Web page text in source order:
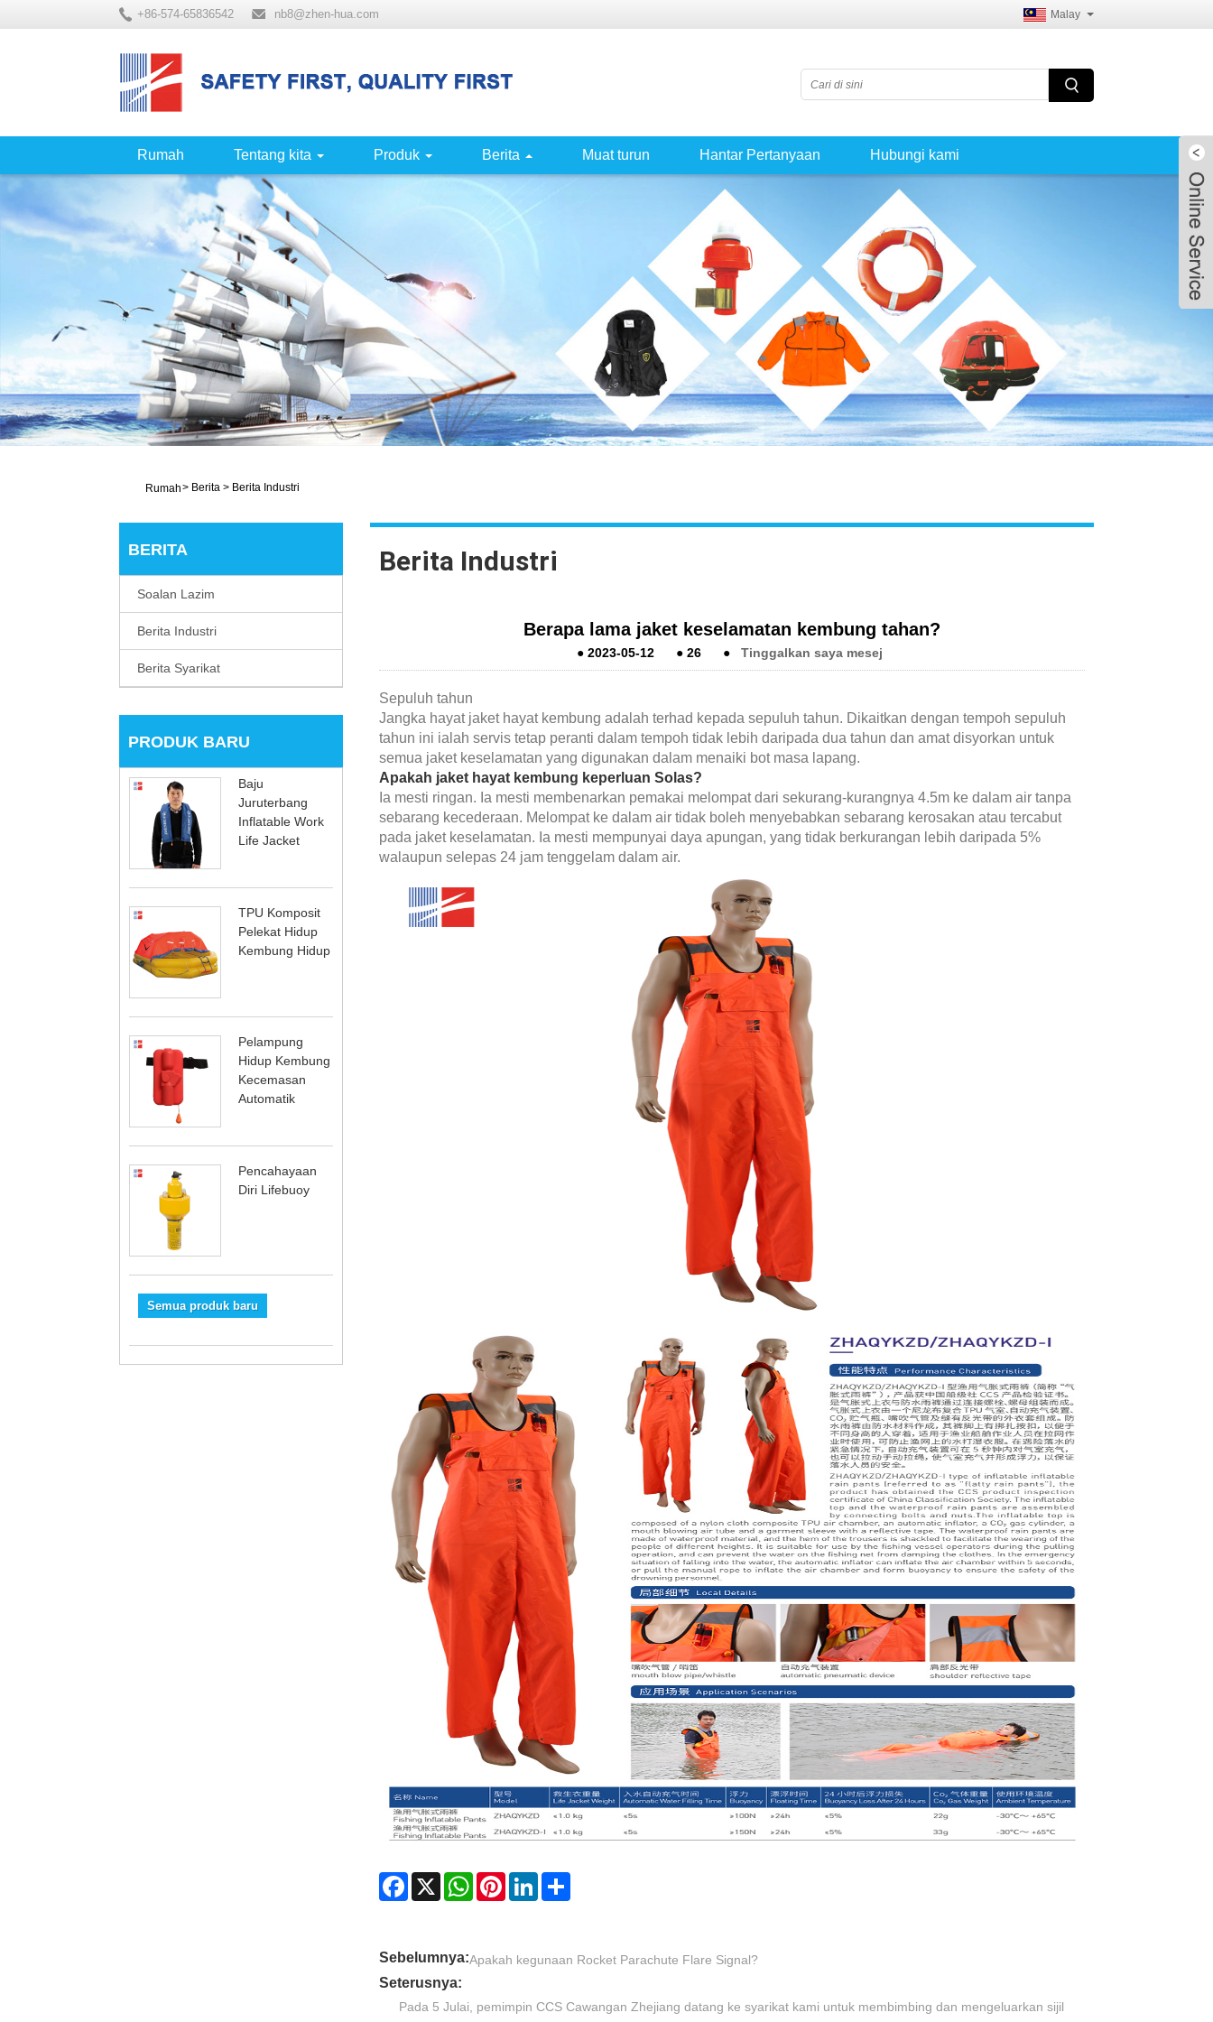
+86-574-65836542 nb8@zhen-hua.com Malay
Rumah Tentang kita Produk Berita Muat turun Hantar Pertanyaan Hubungi kami
Rumah> Berita > Berita Industri
BERITA
Soalan Lazim
Berita Industri
Berita Syarikat
PRODUK BARU
Baju
Juruterbang
Inflatable Work
Life Jacket
TPU Komposit
Pelekat Hidup
Kembung Hidup
Pelampung
Hidup Kembung
Kecemasan
Automatik
Pencahayaan
Diri Lifebuoy
Semua produk baru
Berita Industri
Berapa lama jaket keselamatan kembung tahan?
●2023-05-12 ●26 ● Tinggalkan saya mesej
Sepuluh tahun
Jangka hayat jaket hayat kembung adalah terhad kepada sepuluh tahun. Dikaitkan dengan tempoh sepuluh
tahun ini ialah servis tetap peranti dalam tempoh tidak lebih daripada dua tahun dan amat disyorkan untuk
semua jaket keselamatan yang digunakan dalam menaiki bot masa lapang.
Apakah jaket hayat kembung keperluan Solas?
Ia mesti ringan. Ia mesti membenarkan pemakai melompat dari sekurang-kurangnya 4.5m ke dalam air tanpa
sebarang kecederaan. Melompat ke dalam air tidak boleh menyebabkan sebarang kerosakan atau tercabut
pada jaket keselamatan. Ia mesti mempunyai daya apungan, yang tidak berkurangan lebih daripada 5%
walaupun selepas 24 jam tenggelam dalam air.
Facebook
X WhatsAppPinterestLinkedInShare
Sebelumnya:Apakah kegunaan Rocket Parachute Flare Signal?
Seterusnya:
Pada 5 Julai, pemimpin CCS Cawangan Zhejiang datang ke syarikat kami untuk membimbing dan mengeluarkan sijil